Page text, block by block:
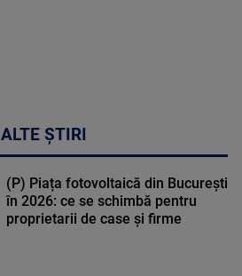
ALTE ȘTIRI
(P) Piața fotovoltaică din București
în 2026: ce se schimbă pentru
proprietarii de case și firme